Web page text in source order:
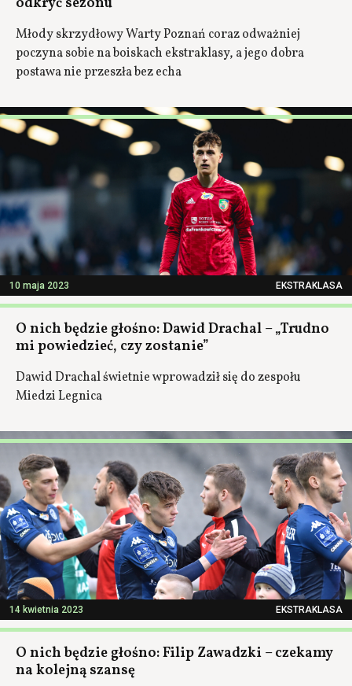
Młody skrzydłowy Warty Poznań coraz odważniej
poczyna sobie na boiskach ekstraklasy, a jego dobra
postawa nie przeszła bez echa
10 maja 2023 EKSTRAKLASA
O nich będzie głośno: Dawid Drachal – „Trudno
mi powiedzieć, czy zostanie”
Dawid Drachal świetnie wprowadził się do zespołu
Miedzi Legnica
14 kwietnia 2023 EKSTRAKLASA
O nich będzie głośno: Filip Zawadzki – czekamy
na kolejną szansę